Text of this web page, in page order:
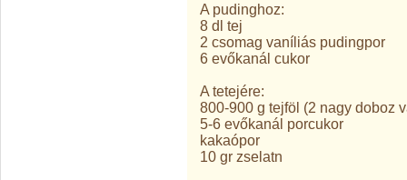
A pudinghoz:
8 dl tej
2 csomag vaníliás pudingpor
6 evőkanál cukor
A tetejére:
800-900 g tejföl (2 nagy doboz
5-6 evőkanál porcukor
kakaópor
10 gr zselatn